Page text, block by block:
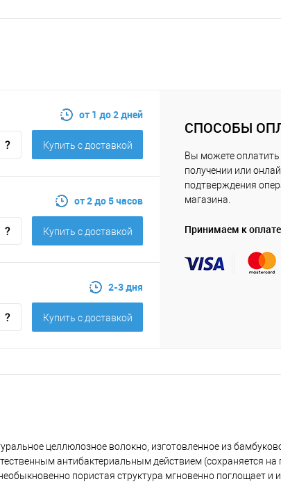
от 1 до 2 дней
Купить c доставкой
от 2 до 5 часов
Купить c доставкой
2-3 дня
Купить c доставкой
СПОСОБЫ
Вы можете оплатить
получении или
подтверждения
магазина.
Принимаем к оплате
целлюлозное волокно, изготовленное из
антибактериальным действием (сохраняется на
пористая структура мгновенно поглощает и